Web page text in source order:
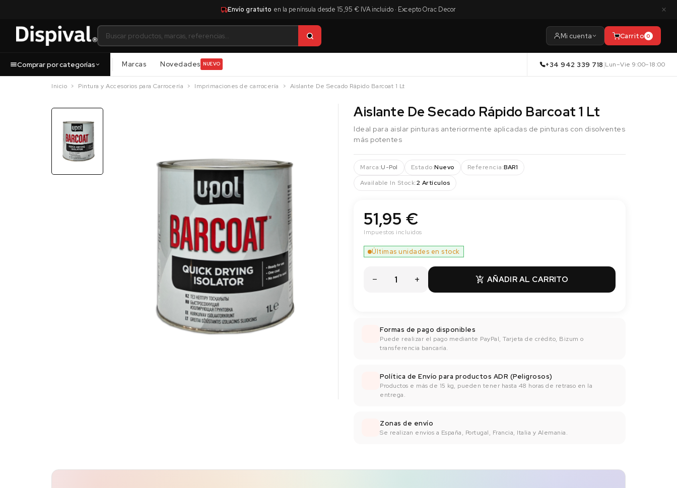
Envío gratuito en la península desde 15,95 € IVA incluido · Excepto Orac Decor ×
Mi cuenta Carrito 0
Comprar por categorías Marcas Novedades NUEVO +34 942 339 718|Lun–Vie 9:00–18:00
Inicio Pintura y Accesorios para Carrocería Imprimaciones de carrocería Aislante De Secado Rápido Barcoat 1 Lt
Aislante De Secado Rápido Barcoat 1 Lt
Ideal para aislar pinturas anteriormente aplicadas de pinturas con disolventes
más potentes
Marca:U-Pol Estado:Nuevo Referencia:BAR1
Available In Stock:2 Artículos
51,95 €
Impuestos incluidos
 AÑADIR AL CARRITO
Últimas unidades en stock
Formas de pago disponibles
Puede realizar el pago mediante PayPal, Tarjeta de crédito, Bizum o
transferencia bancaría.
Política de Envío para productos ADR (Peligrosos)
Productos e más de 15 kg, pueden tener hasta 48 horas de retraso en la
entrega.
Zonas de envío
Se realizan envíos a España, Portugal, Francia, Italia y Alemania.